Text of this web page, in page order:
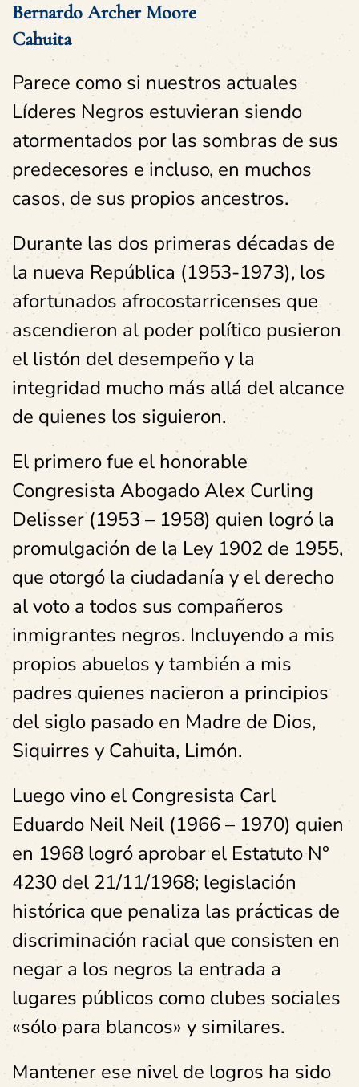
Bernardo Archer Moore
Cahuita
Parece como si nuestros actuales
Líderes Negros estuvieran siendo
atormentados por las sombras de sus
predecesores e incluso, en muchos
casos, de sus propios ancestros.
Durante las dos primeras décadas de
la nueva República (1953-1973), los
afortunados afrocostarricenses que
ascendieron al poder político pusieron
el listón del desempeño y la
integridad mucho más allá del alcance
de quienes los siguieron.
El primero fue el honorable
Congresista Abogado Alex Curling
Delisser (1953 – 1958) quien logró la
promulgación de la Ley 1902 de 1955,
que otorgó la ciudadanía y el derecho
al voto a todos sus compañeros
inmigrantes negros. Incluyendo a mis
propios abuelos y también a mis
padres quienes nacieron a principios
del siglo pasado en Madre de Dios,
Siquirres y Cahuita, Limón.
Luego vino el Congresista Carl
Eduardo Neil Neil (1966 – 1970) quien
en 1968 logró aprobar el Estatuto N°
4230 del 21/11/1968; legislación
histórica que penaliza las prácticas de
discriminación racial que consisten en
negar a los negros la entrada a
lugares públicos como clubes sociales
«sólo para blancos» y similares.
Mantener ese nivel de logros ha sido